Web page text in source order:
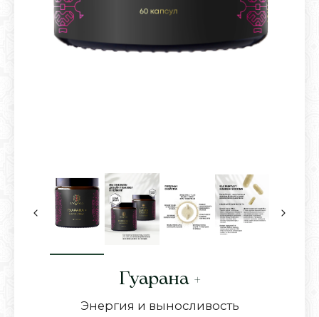
Гуарана +
Энергия и выносливость